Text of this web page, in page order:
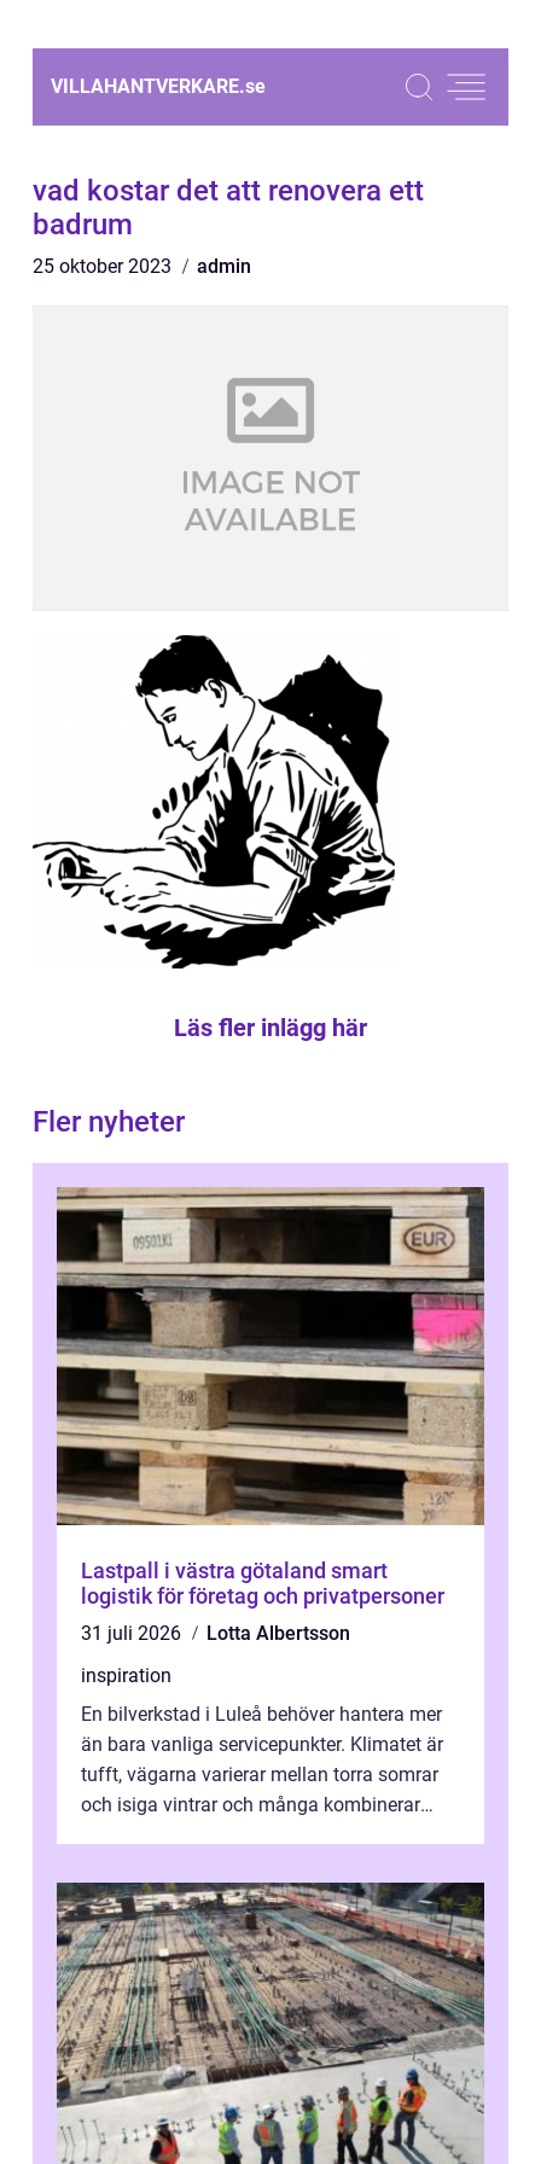
VILLAHANTVERKARE.se
vad kostar det att renovera ett
badrum
25 oktober 2023 admin
Läs fler inlägg här
Fler nyheter
Lastpall i västra götaland smart
logistik för företag och privatpersoner
31 juli 2026
Lotta Albertsson
inspiration
En bilverkstad i Luleå behöver hantera mer
än bara vanliga servicepunkter. Klimatet är
tufft, vägarna varierar mellan torra somrar
och isiga vintrar och många kombinerar